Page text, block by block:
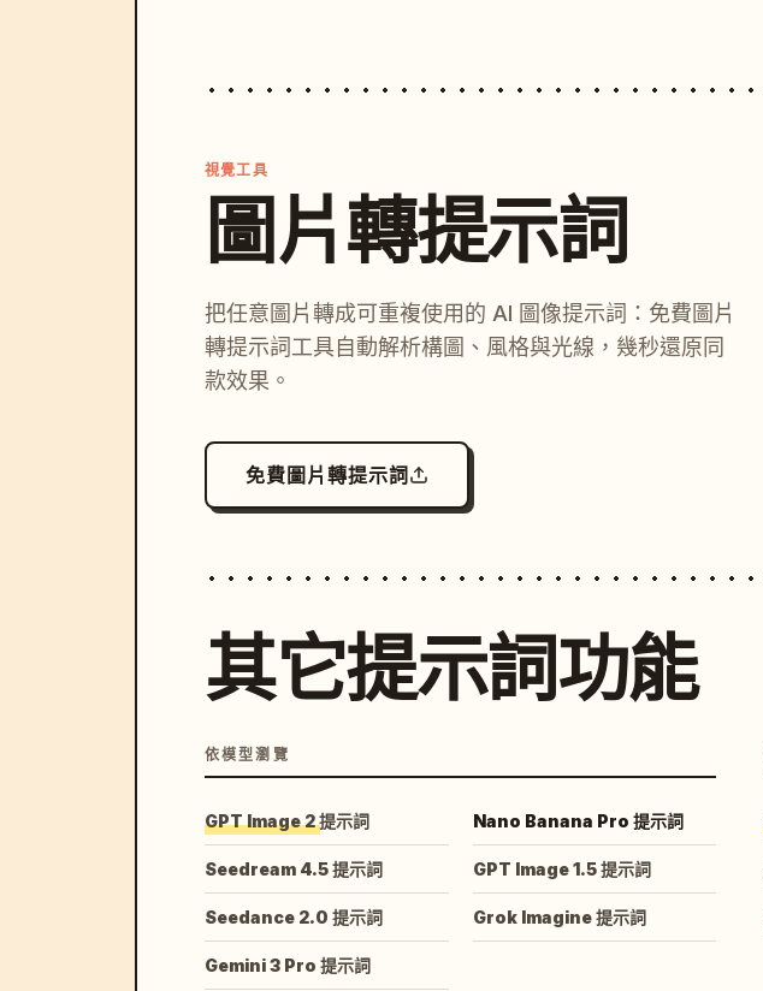
視覺工具
圖片轉提示詞
把任意圖片轉成可重複使用的 AI 圖像提示詞：免費圖片
轉提示詞工具自動解析構圖、風格與光線，幾秒還原同
款效果。
免費圖片轉提示詞
其它提示詞功能
依模型瀏覽
GPT Image 2 提示詞 Nano Banana Pro 提示詞
Seedream 4.5 提示詞 GPT Image 1.5 提示詞
Seedance 2.0 提示詞 Grok Imagine 提示詞
Gemini 3 Pro 提示詞